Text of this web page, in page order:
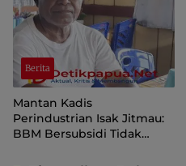
Berita
Mantan Kadis
Perindustrian Isak Jitmau:
BBM Bersubsidi Tidak